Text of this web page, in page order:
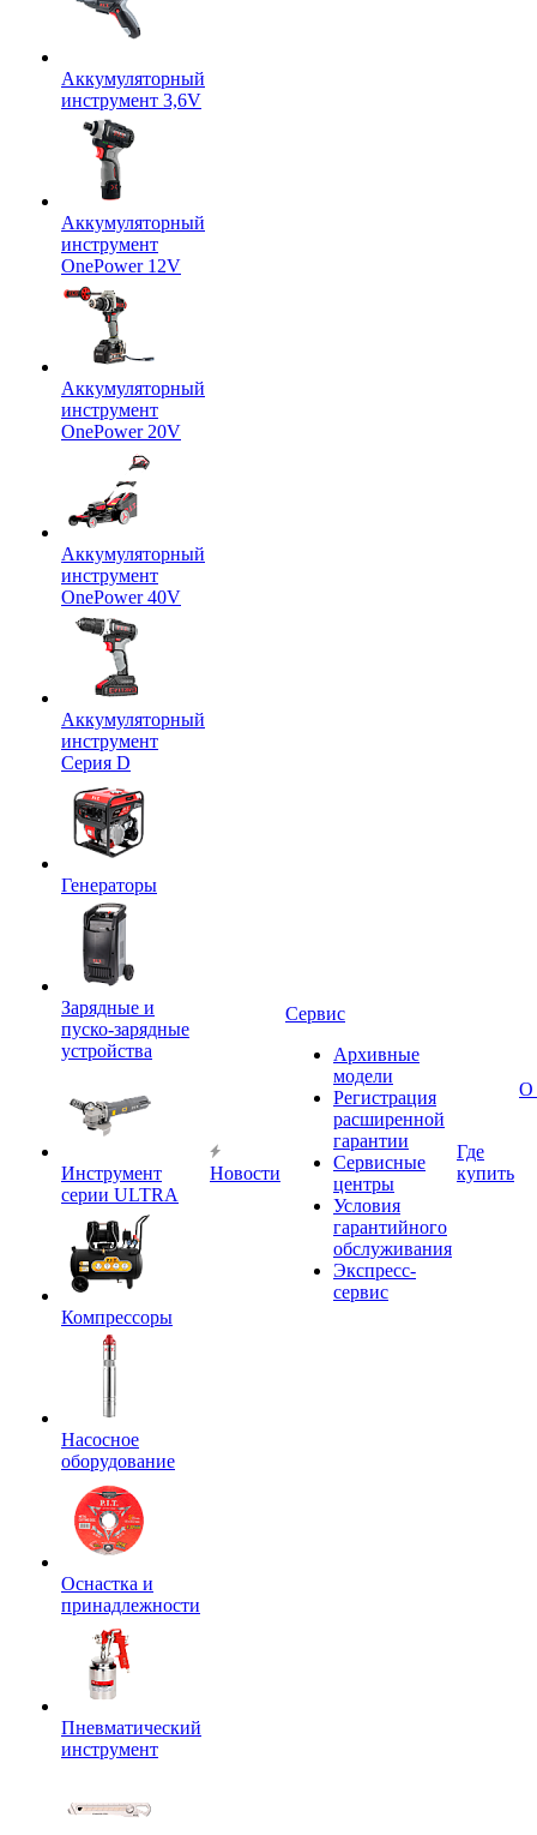
Аккумуляторный
инструмент 3,6V
Аккумуляторный
инструмент
OnePower 12V
Аккумуляторный
инструмент
OnePower 20V
Аккумуляторный
инструмент
OnePower 40V
Аккумуляторный
инструмент
Серия D
Генераторы
Зарядные и
пуско-зарядные
устройства
Инструмент
серии ULTRA
Компрессоры
Насосное
оборудование
Оснастка и
принадлежности
Пневматический
инструмент
Новости
Сервис
Архивные
модели
Регистрация
расширенной
гарантии
Сервисные
центры
Условия
гарантийного
обслуживания
Экспресс-
сервис
Где
купить
О